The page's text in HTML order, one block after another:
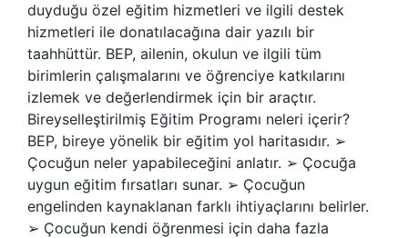
duyduğu özel eğitim hizmetleri ve ilgili destek
hizmetleri ile donatılacağına dair yazılı bir
taahhüttür. BEP, ailenin, okulun ve ilgili tüm
birimlerin çalışmalarını ve öğrenciye katkılarını
izlemek ve değerlendirmek için bir araçtır.
Bireyselleştirilmiş Eğitim Programı neleri içerir?
BEP, bireye yönelik bir eğitim yol haritasıdır. ➢
Çocuğun neler yapabileceğini anlatır. ➢ Çocuğa
uygun eğitim fırsatları sunar. ➢ Çocuğun
engelinden kaynaklanan farklı ihtiyaçlarını belirler.
➢ Çocuğun kendi öğrenmesi için daha fazla